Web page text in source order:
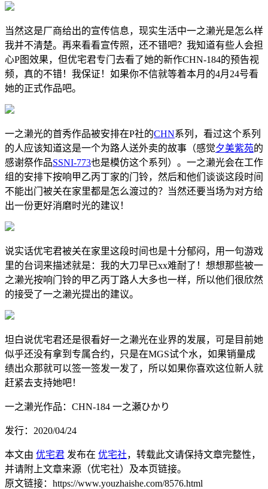
当然这是厂商给出的宣传信息，现实生活中一之濑光是怎么样
我并不清楚。再来看看宣传照，还不错吧？我知道有些人会担
心P图效果，但优宅君专门去看了她的新作CHN-184的预告视
频，真的不错！我保证！如果你不信就等着本月的4月24号看
她的正式作品吧。
一之濑光的首秀作品被安排在P社的CHN系列，看过这个系列
的人应该知道这是一个为路人送外卖的故事（感觉夕美紫苑的
感谢祭作品SSNI-773也是模仿这个系列）。一之濑光会在工作
组的安排下按响甲乙丙丁家的门铃，然后和他们谈谈这段时间
不能出门被关在家里都是怎么渡过的？当然还要当场为对方给
出一份更好消磨时光的建议！
说实话优宅君被关在家里这段时间也是十分郁闷，用一句游戏
里的台词来描述就是：我的大刀早已xx难耐了！想想那些被一
之濑光按响门铃的甲乙丙丁路人大多也一样，所以他们很欣然
的接受了一之濑光提出的建议。
坦白说优宅君还是很看好一之濑光在业界的发展，可是目前她
似乎还没有拿到专属合约，只是在MGS试个水，如果销量成
绩出众那就可以签一签发一发了，所以如果你喜欢这位新人就
赶紧去支持她吧！
一之濑光作品：CHN-184 一之瀬ひかり
发行：2020/04/24
本文由 优宅君 发布在 优宅社，转载此文请保持文章完整性，
并请附上文章来源（优宅社）及本页链接。
原文链接：https://www.youzhaishe.com/8576.html